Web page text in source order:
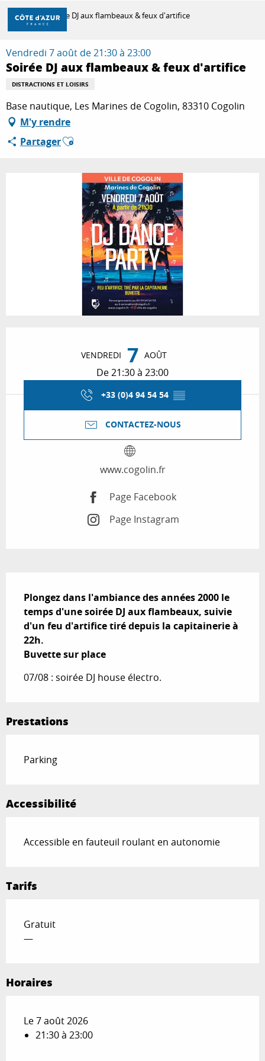
Aller
contenu
principal
DÉCOUVRIR
À FAIRE
SÉJOURNER
Accueil Soirée DJ aux flambeaux & feux d'artifice
Vendredi 7 août de 21:30 à 23:00
Soirée DJ aux flambeaux & feux d'artifice
DISTRACTIONS ET LOISIRS
Base nautique, Les Marines de Cogolin, 83310 Cogolin
M'y rendre
PartagerAjouter aux favoris
VENDREDI 7 AOÛT
De 21:30 à 23:00
+33 (0)4 94 54 54 ▒▒
CONTACTEZ-NOUS
www.cogolin.fr
Page Facebook
Page Instagram
Plongez dans l'ambiance des années 2000 le
temps d'une soirée DJ aux flambeaux, suivie
d'un feu d'artifice tiré depuis la capitainerie à
22h.
Buvette sur place
07/08 : soirée DJ house électro.
Prestations
Parking
Accessibilité
Accessible en fauteuil roulant en autonomie
Tarifs
Gratuit
—
Horaires
Le 7 août 2026
21:30 à 23:00